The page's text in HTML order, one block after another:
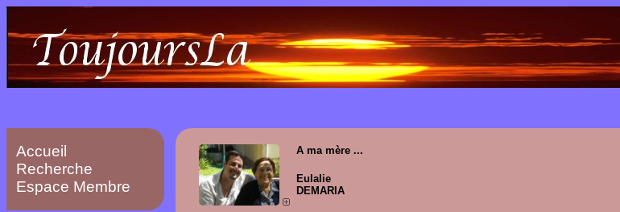
Accueil
Recherche
Espace Membre
A ma mère ...
Eulalie
DEMARIA